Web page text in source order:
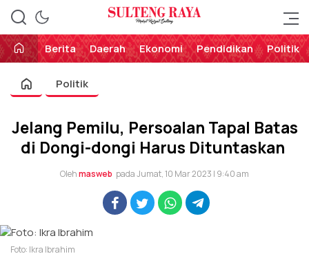
Sulteng Raya
Perekat Rakyat Sulteng
Berita
Daerah Ekonomi Pendidikan Politik
Politik
Jelang Pemilu, Persoalan Tapal Batas
di Dongi-dongi Harus Dituntaskan
Olehmasweb pada Jumat, 10 Mar 2023 | 9:40 am
Foto: Ikra Ibrahim